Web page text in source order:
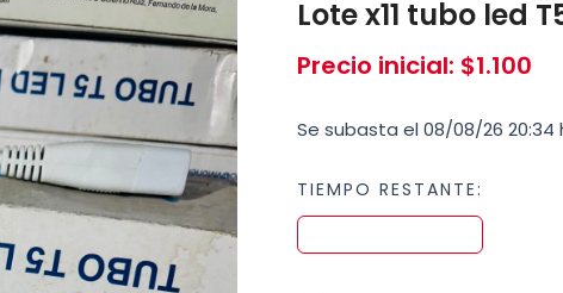
Lote x11 tubo led
Precio inicial: $1.100
Se subasta el 08/08/26 20:34
TIEMPO RESTANTE: